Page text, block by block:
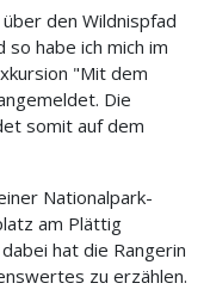
den Wildnispfad
so habe ich mich im
"Mit dem
Die
somit auf dem
Nationalpark-
am Plättig
hat die Rangerin
zu erzählen.